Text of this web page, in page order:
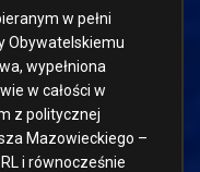
w pełni
Obywatelskiemu
wypełniona
w całości w
z politycznej
Mazowieckiego –
i równocześnie